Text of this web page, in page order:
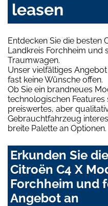
leasen
Entdecken Sie die besten
Landkreis Forchheim und
Traumwagen.
Unser vielfältiges
fast keine Wünsche offen.
Ob Sie ein brandneues
technologischen
preiswertes, aber
Gebrauchtfahrzeug
breite Palette an Optionen.
Erkunden Sie
Citroën C4 X
Forchheim und
Angebot an